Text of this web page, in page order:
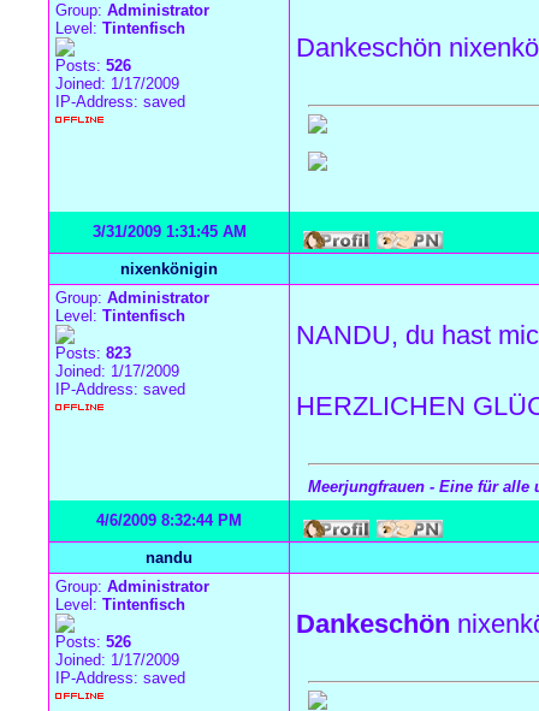
Group: Administrator
Level: Tintenfisch
Posts: 526
Joined: 1/17/2009
IP-Address: saved
Dankeschön
3/31/2009 1:31:45 AM
nixenkönigin
Group: Administrator
Level: Tintenfisch
Posts: 823
Joined: 1/17/2009
IP-Address: saved
NANDU, du hast
HERZLICHEN
Meerjungfrauen - Eine für alle
4/6/2009 8:32:44 PM
nandu
Group: Administrator
Level: Tintenfisch
Posts: 526
Joined: 1/17/2009
IP-Address: saved
Dankeschön